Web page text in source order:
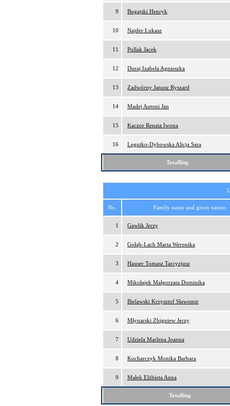
9 Bugajski Henryk
10 Najder Łukasz
11 Pollak Jacek
12 Duraj Izabela Agnieszka
13 Zadwórny Janusz Ryszard
14 Madej Antoni Jan
15 Kaczor Renata Iwona
16 Legutko-Dybowska Alicja Sara
Totalling
No. Family name and given names
1 Gawlik Jerzy
2 Gołąb-Lach Maria Weronika
3 Hauser Tomasz Tarcyzjusz
4 Mikołajek Małgorzata Dominika
5 Bielawski Krzysztof Sławomir
6 Młynarski Zbigniew Jerzy
7 Udziela Marlena Joanna
8 Kucharczyk Monika Barbara
9 Małek Elżbieta Anna
Totalling